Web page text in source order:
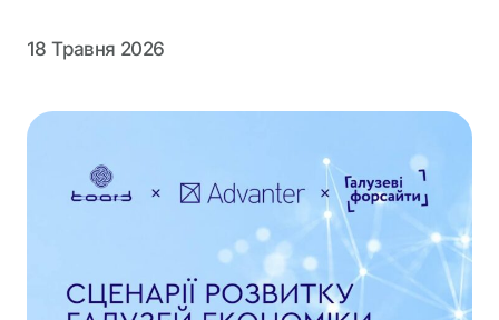
Застосунок спільноти
18 Травня 2026